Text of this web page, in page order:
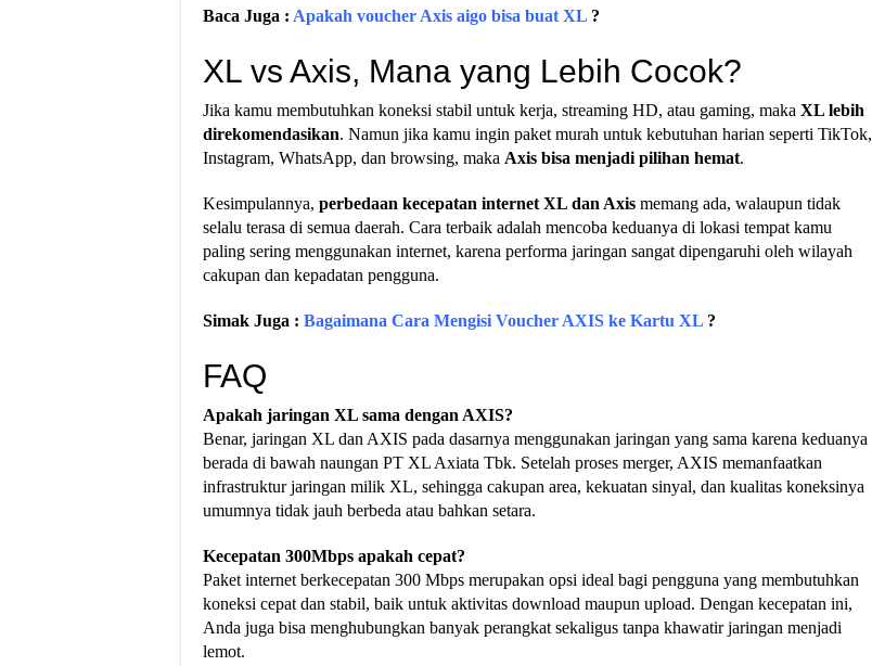
Baca Juga : Apakah voucher Axis aigo bisa buat XL ?
XL vs Axis, Mana yang Lebih Cocok?
Jika kamu membutuhkan koneksi stabil untuk kerja, streaming HD, atau gaming, maka XL lebih
direkomendasikan. Namun jika kamu ingin paket murah untuk kebutuhan harian seperti TikTok,
Instagram, WhatsApp, dan browsing, maka Axis bisa menjadi pilihan hemat.
Kesimpulannya, perbedaan kecepatan internet XL dan Axis memang ada, walaupun tidak
selalu terasa di semua daerah. Cara terbaik adalah mencoba keduanya di lokasi tempat kamu
paling sering menggunakan internet, karena performa jaringan sangat dipengaruhi oleh wilayah
cakupan dan kepadatan pengguna.
Simak Juga : Bagaimana Cara Mengisi Voucher AXIS ke Kartu XL ?
FAQ
Apakah jaringan XL sama dengan AXIS?
Benar, jaringan XL dan AXIS pada dasarnya menggunakan jaringan yang sama karena keduanya
berada di bawah naungan PT XL Axiata Tbk. Setelah proses merger, AXIS memanfaatkan
infrastruktur jaringan milik XL, sehingga cakupan area, kekuatan sinyal, dan kualitas koneksinya
umumnya tidak jauh berbeda atau bahkan setara.
Kecepatan 300Mbps apakah cepat?
Paket internet berkecepatan 300 Mbps merupakan opsi ideal bagi pengguna yang membutuhkan
koneksi cepat dan stabil, baik untuk aktivitas download maupun upload. Dengan kecepatan ini,
Anda juga bisa menghubungkan banyak perangkat sekaligus tanpa khawatir jaringan menjadi
lemot.